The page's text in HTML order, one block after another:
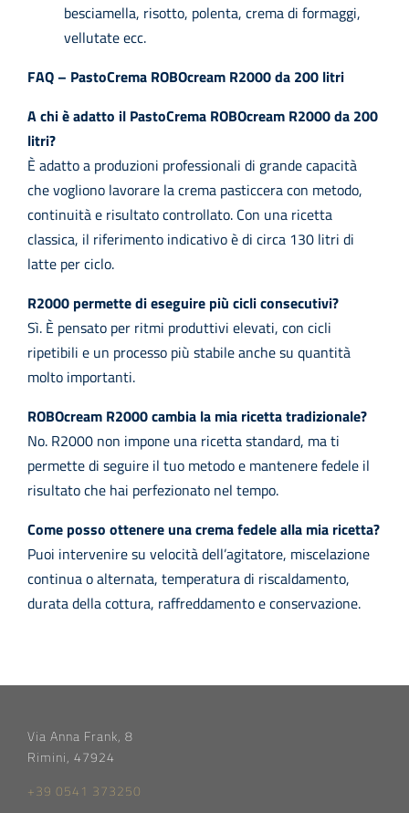
besciamella, risotto, polenta, crema di formaggi,
vellutate ecc.
FAQ – PastoCrema ROBOcream R2000 da 200 litri
A chi è adatto il PastoCrema ROBOcream R2000 da 200
litri?
È adatto a produzioni professionali di grande capacità
che vogliono lavorare la crema pasticcera con metodo,
continuità e risultato controllato. Con una ricetta
classica, il riferimento indicativo è di circa 130 litri di
latte per ciclo.
R2000 permette di eseguire più cicli consecutivi?
Sì. È pensato per ritmi produttivi elevati, con cicli
ripetibili e un processo più stabile anche su quantità
molto importanti.
ROBOcream R2000 cambia la mia ricetta tradizionale?
No. R2000 non impone una ricetta standard, ma ti
permette di seguire il tuo metodo e mantenere fedele il
risultato che hai perfezionato nel tempo.
Come posso ottenere una crema fedele alla mia ricetta?
Puoi intervenire su velocità dell’agitatore, miscelazione
continua o alternata, temperatura di riscaldamento,
durata della cottura, raffreddamento e conservazione.
Via Anna Frank, 8
Rimini, 47924
+39 0541 373250